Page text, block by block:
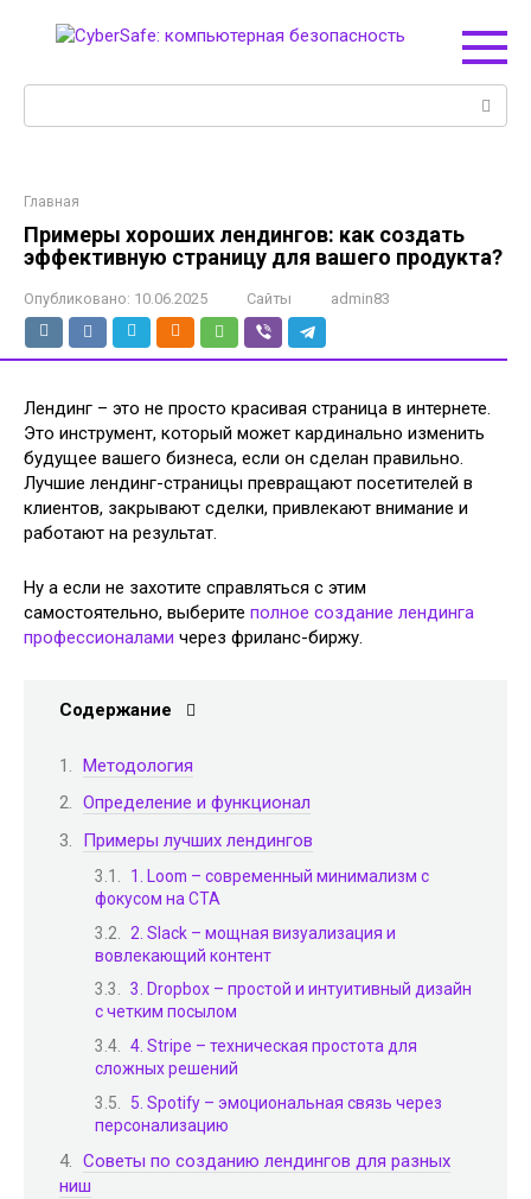
Главная
Примеры хороших лендингов: как создать
эффективную страницу для вашего продукта?
Опубликовано: 10.06.2025 Сайты admin83
Лендинг – это не просто красивая страница в интернете.
Это инструмент, который может кардинально изменить
будущее вашего бизнеса, если он сделан правильно.
Лучшие лендинг-страницы превращают посетителей в
клиентов, закрывают сделки, привлекают внимание и
работают на результат.
Ну а если не захотите справляться с этим
самостоятельно, выберите полное создание лендинга
профессионалами через фриланс-биржу.
Содержание
Методология
Определение и функционал
Примеры лучших лендингов
1. Loom – современный минимализм с
фокусом на CTA
2. Slack – мощная визуализация и
вовлекающий контент
3. Dropbox – простой и интуитивный дизайн
с четким посылом
4. Stripe – техническая простота для
сложных решений
5. Spotify – эмоциональная связь через
персонализацию
Советы по созданию лендингов для разных
ниш